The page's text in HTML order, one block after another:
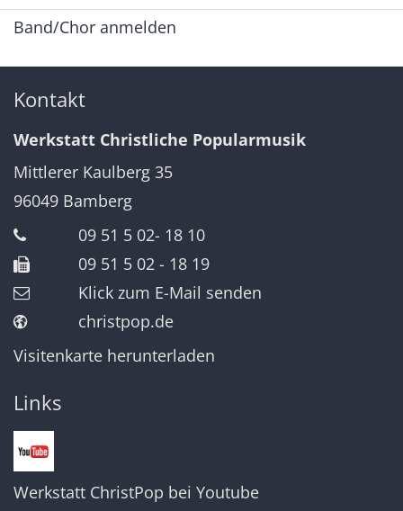
Band/Chor anmelden
Kontakt
Werkstatt Christliche Popularmusik
Mittlerer Kaulberg 35
96049 Bamberg
09 51 5 02- 18 10
09 51 5 02 - 18 19
Klick zum E-Mail senden
christpop.de
Visitenkarte herunterladen
Links
Werkstatt ChristPop bei Youtube